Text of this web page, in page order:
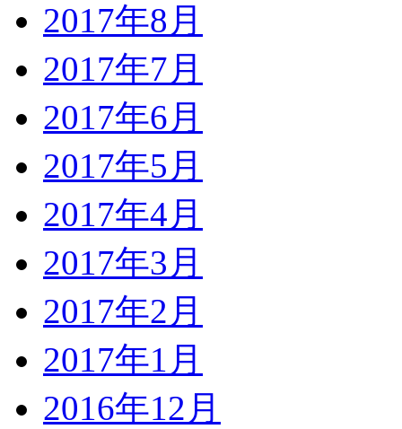
2017年8月
2017年7月
2017年6月
2017年5月
2017年4月
2017年3月
2017年2月
2017年1月
2016年12月